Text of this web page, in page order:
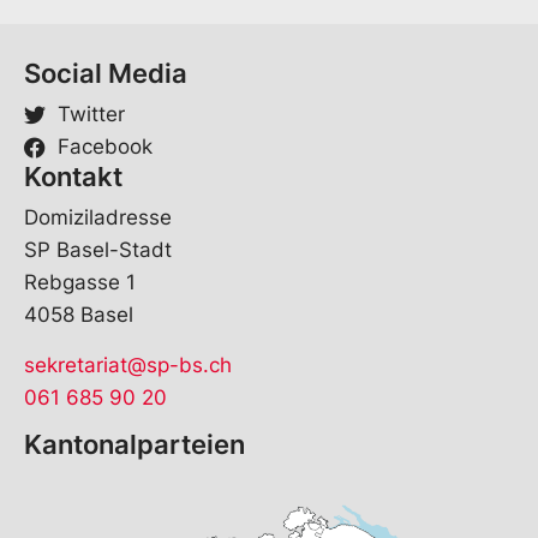
Social Media
Twitter
Facebook
Kontakt
Domiziladresse
SP Basel-Stadt
Rebgasse 1
4058 Basel
sekretariat@sp-bs.ch
061 685 90 20
Kantonalparteien